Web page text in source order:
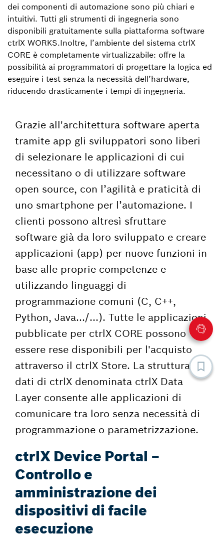
dei componenti di automazione sono più chiari e
intuitivi. Tutti gli strumenti di ingegneria sono
disponibili gratuitamente sulla piattaforma software
ctrlX WORKS.Inoltre, l’ambiente del sistema ctrlX
CORE è completamente virtualizzabile: offre la
possibilità ai programmatori di progettare la logica ed
eseguire i test senza la necessità dell’hardware,
riducendo drasticamente i tempi di ingegneria.
Grazie all'architettura software aperta
tramite app gli sviluppatori sono liberi
di selezionare le applicazioni di cui
necessitano o di utilizzare software
open source, con l’agilità e praticità di
uno smartphone per l’automazione. I
clienti possono altresì sfruttare
software già da loro sviluppato e creare
applicazioni (app) per nuove funzioni in
base alle proprie competenze e
utilizzando linguaggi di
programmazione comuni (C, C++,
Python, Java.../...). Tutte le applicazioni
pubblicate per ctrlX CORE possono
essere rese disponibili per l'acquisto
attraverso il ctrlX Store. La struttura di
dati di ctrlX denominata ctrlX Data
Layer consente alle applicazioni di
comunicare tra loro senza necessità di
programmazione o parametrizzazione.
ctrlX Device Portal –
Controllo e
amministrazione dei
dispositivi di facile
esecuzione